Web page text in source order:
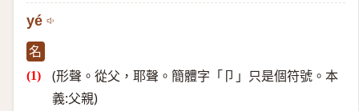
yé
名
(形聲。從父，耶聲。簡體字「卩」只是個符號。本
義:父親)